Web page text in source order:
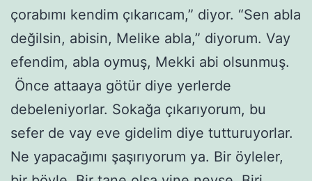
çorabımı kendim çıkarıcam,” diyor. “Sen abla
değilsin, abisin, Melike abla,” diyorum. Vay
efendim, abla oymuş, Mekki abi olsunmuş.
Önce attaaya götür diye yerlerde
debeleniyorlar. Sokağa çıkarıyorum, bu
sefer de vay eve gidelim diye tutturuyorlar.
Ne yapacağımı şaşırıyorum ya. Bir öyleler,